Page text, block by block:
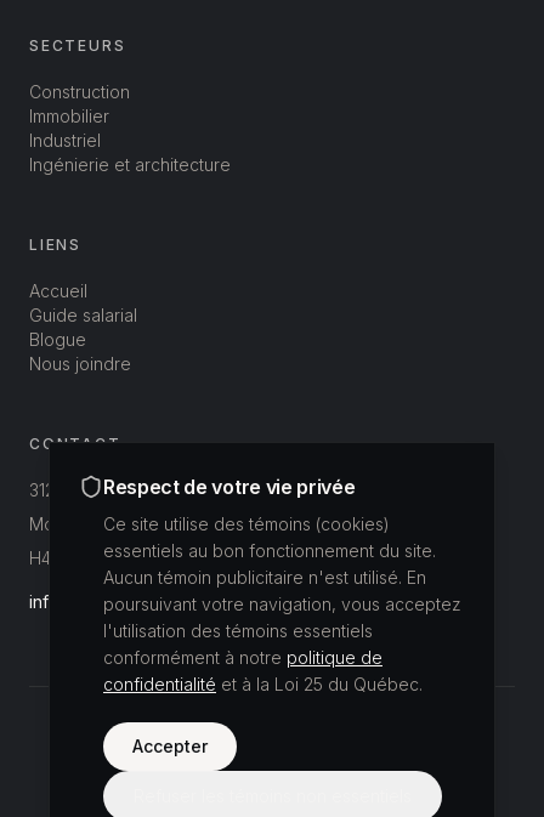
SECTEURS
Construction
Immobilier
Industriel
Ingénierie et architecture
LIENS
Accueil
Guide salarial
Blogue
Nous joindre
CONTACT
312-3800 St-Patrick
Montréal, Québec, Canada
H4E 1A4
info@buildup.ca
© 2026Buildup Recrutement.
Politique de confidentialité
Respect de votre vie privée
Ce site utilise des témoins (cookies)
essentiels au bon fonctionnement du site.
Aucun témoin publicitaire n'est utilisé. En
poursuivant votre navigation, vous acceptez
l'utilisation des témoins essentiels
conformément à notre politique de
confidentialité et à la Loi 25 du Québec.
Accepter